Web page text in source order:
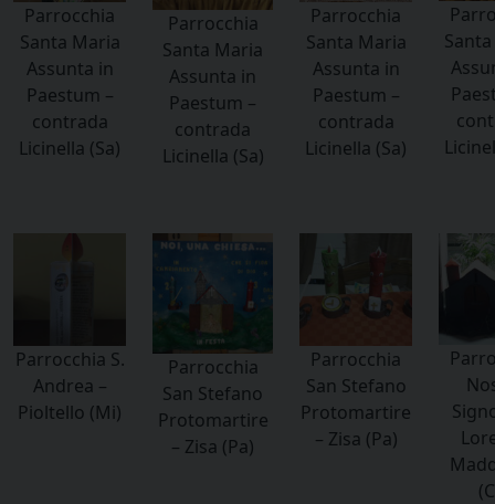
Parrocchia
Santa Maria
Assunta in
Paestum –
contrada
Licinella (Sa)
Parrocchia
Santa Maria
Assunta in
Paestum –
contrada
Licinella (Sa)
Parrocchia
Santa Maria
Assunta in
Paestum –
contrada
Licinella (Sa)
Parrocchia S.
Andrea –
Pioltello (Mi)
Parrocchia
San Stefano
Protomartire
– Zisa (Pa)
Parrocchia
San Stefano
Protomartire
– Zisa (Pa)